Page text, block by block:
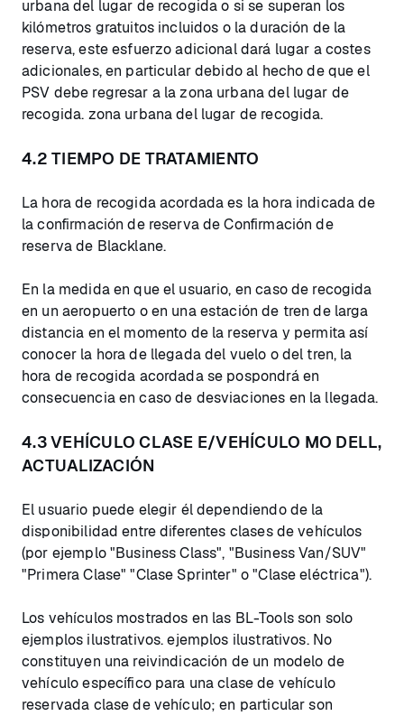
urbana del lugar de recogida o si se superan los
kilómetros gratuitos incluidos o la duración de la
reserva, este esfuerzo adicional dará lugar a costes
adicionales, en particular debido al hecho de que el
PSV debe regresar a la zona urbana del lugar de
recogida. zona urbana del lugar de recogida.
4.2 TIEMPO DE TRATAMIENTO
La hora de recogida acordada es la hora indicada de
la confirmación de reserva de Confirmación de
reserva de Blacklane.
En la medida en que el usuario, en caso de recogida
en un aeropuerto o en una estación de tren de larga
distancia en el momento de la reserva y permita así
conocer la hora de llegada del vuelo o del tren, la
hora de recogida acordada se pospondrá en
consecuencia en caso de desviaciones en la llegada.
4.3 VEHÍCULO CLASE E/VEHÍCULO MO DELL,
ACTUALIZACIÓN
El usuario puede elegir él dependiendo de la
disponibilidad entre diferentes clases de vehículos
(por ejemplo "Business Class", "Business Van/SUV"
"Primera Clase" "Clase Sprinter" o "Clase eléctrica").
Los vehículos mostrados en las BL-Tools son solo
ejemplos ilustrativos. ejemplos ilustrativos. No
constituyen una reivindicación de un modelo de
vehículo específico para una clase de vehículo
reservada clase de vehículo; en particular son